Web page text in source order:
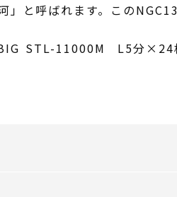
」と呼ばれます。この
STL-11000M L5分×24